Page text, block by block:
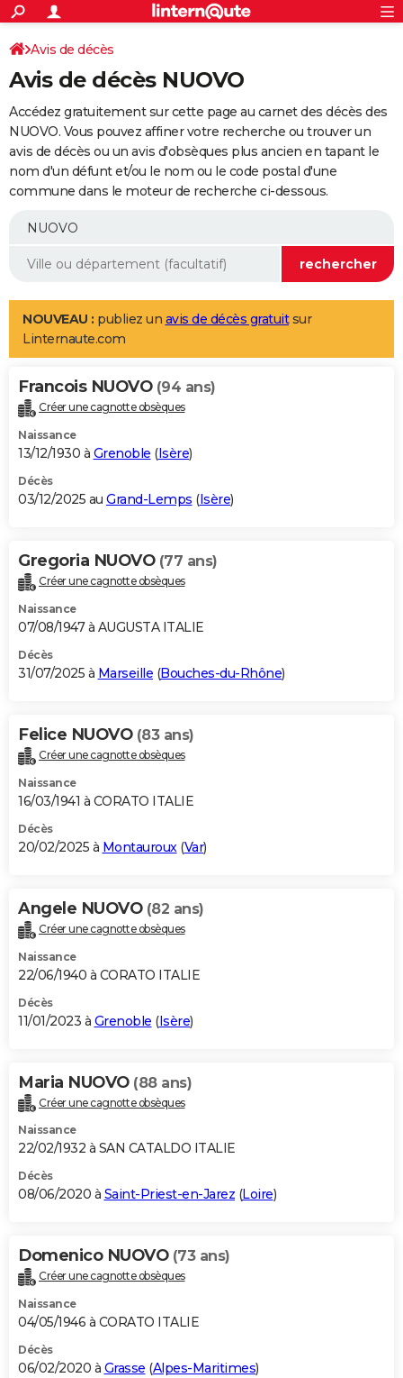
ACTUALITÉS
Politique
Société
Faits Divers
Education
Monde
Villes
+
SPORT
Coupe du monde 2026
Football
Tennis
Cyclisme
Rugby
Forum
Programme TV
TNT
Streaming
Cinéma
Sorties cinéma
Musique
+
FINANCE
Retraite
Epargne
Immobilier
Risques naturels par ville
Banque
Assurance
AUTO
Essais
Réserver un essai
Citadines
Berlines
SUV
Forum auto
+
Mobiles
Meilleur smartphone
Internet
Ordinateurs
Jeux vidéo
Guide high-tech
Aménagement intérieur
LIFESTYLE
Art de vivre
Bien-être
Loisirs
Mode
Modes de vie
Alimentation
Guide de la santé
Maladies
Médicaments
Sommeil
VOYAGE
Destinations
City break
Voyage nature
Voyage de noces
Forum
Climat
+PHOTO
GUIDES D'ACHAT
BONS PLANS
Carte de Noël
Carte Bonne année
Carte Saint-Valentin
Carte Pâques
Carte d'anniversaire
DICTIONNAIRE
Dictionnaire
Biographies
Citations
Expressions
Proverbes
PROGRAMME TV
S'inscrire
Se connecter
Lycées
Collèges
Primaires
Universités
Entreprises
Service militaire
Avis de recherche
AVIS DE DÉCÈS
Bricolage
Lifestyle
Culture
Sport
Auto
Television
Voyage
Cinema
Avis de décès
Avis de décès NUOVO
Accédez gratuitement sur cette page au carnet des décès des
NUOVO. Vous pouvez affiner votre recherche ou trouver un
avis de décès ou un avis d'obsèques plus ancien en tapant le
nom d'un défunt et/ou le nom ou le code postal d'une
commune dans le moteur de recherche ci-dessous.
NOUVEAU : publiez un avis de décès gratuitsur
Linternaute.com
Francois NUOVO (94 ans)
Créer une cagnotte obsèques
Naissance
13/12/1930 à Grenoble (Isère)
Décès
03/12/2025 au Grand-Lemps (Isère)
Gregoria NUOVO (77 ans)
Créer une cagnotte obsèques
Naissance
07/08/1947 à AUGUSTA ITALIE
Décès
31/07/2025 à Marseille (Bouches-du-Rhône)
Felice NUOVO (83 ans)
Créer une cagnotte obsèques
Naissance
16/03/1941 à CORATO ITALIE
Décès
20/02/2025 à Montauroux(Var)
Angele NUOVO (82 ans)
Créer une cagnotte obsèques
Naissance
22/06/1940 à CORATO ITALIE
Décès
11/01/2023 à Grenoble (Isère)
Maria NUOVO (88 ans)
Créer une cagnotte obsèques
Naissance
22/02/1932 à SAN CATALDO ITALIE
Décès
08/06/2020 à Saint-Priest-en-Jarez (Loire)
Domenico NUOVO (73 ans)
Créer une cagnotte obsèques
Naissance
04/05/1946 à CORATO ITALIE
Décès
06/02/2020 à Grasse (Alpes-Maritimes)